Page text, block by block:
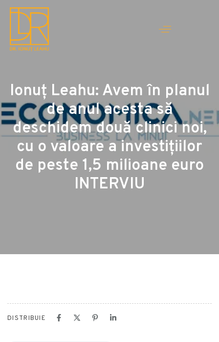
Ionuţ Leahu: Avem în planul
de anul acesta să
deschidem două clinici noi,
cu o valoare a investițiilor
de peste 1,5 milioane euro
INTERVIU
DISTRIBUIE